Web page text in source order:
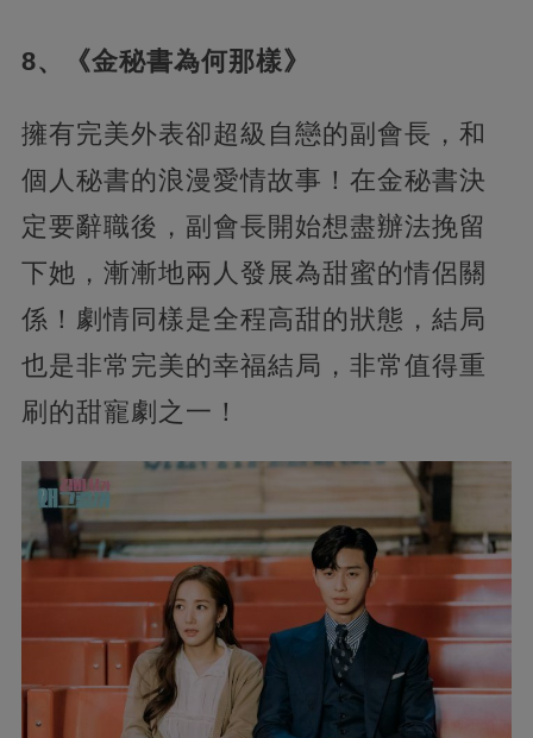
8、《金秘書為何那樣》
擁有完美外表卻超級自戀的副會長，和
個人秘書的浪漫愛情故事！在金秘書決
定要辭職後，副會長開始想盡辦法挽留
下她，漸漸地兩人發展為甜蜜的情侶關
係！劇情同樣是全程高甜的狀態，結局
也是非常完美的幸福結局，非常值得重
刷的甜寵劇之一！